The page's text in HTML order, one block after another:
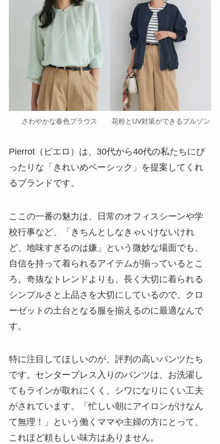
さわやかな春色ブラウス 花粉とUV対策ができるブルゾン
Pierrot（ピエロ）は、30代から40代の私たちにぴ
ったりな「きれいめベーシック」を提案してくれ
るブランドです。
ここの一番の魅力は、日常のオフィスシーンや学
校行事など、「きちんとしなきゃいけないけれ
ど、地味すぎるのは嫌」という微妙な場面でも、
自信を持って着られるアイテムが揃っているとこ
ろ。奇抜なトレンドよりも、長く大切に着られる
シンプルさと上品さを大切にしているので、クロ
ーゼットの土台となる服を揃えるのに最適なんで
す。
特に注目してほしいのが、評判の高いパンツたち
です。センタープレス入りのパンツは、お洗濯し
てもラインが取れにくく、シワになりにくい工夫
がされています。「忙しい朝にアイロンがけなん
て無理！」という働くママや主婦の方にとって、
これほど頼もしい味方はありません。